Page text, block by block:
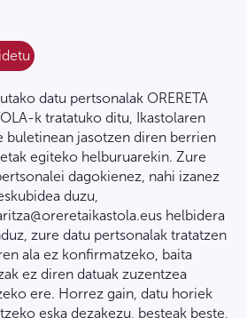
datu pertsonalak ORERETA
k tratatuko ditu, Ikastolaren
buletinean jasotzen diren berrien
egiteko helburuarekin. Zure
dagokienez, nahi izanez
duzu,
helbidera
zure datu pertsonalak tratatzen
ala ez konfirmatzeko, baita
ez diren datuak zuzentzea
ere. Horrez gain, datu horiek
eska dezakezu, besteak beste,